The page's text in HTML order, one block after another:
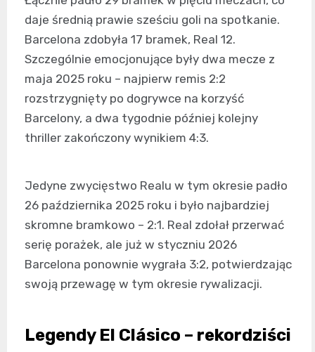
daje średnią prawie sześciu goli na spotkanie.
Barcelona zdobyła 17 bramek, Real 12.
Szczególnie emocjonujące były dwa mecze z
maja 2025 roku – najpierw remis 2:2
rozstrzygnięty po dogrywce na korzyść
Barcelony, a dwa tygodnie później kolejny
thriller zakończony wynikiem 4:3.
Jedyne zwycięstwo Realu w tym okresie padło
26 października 2025 roku i było najbardziej
skromne bramkowo – 2:1. Real zdołał przerwać
serię porażek, ale już w styczniu 2026
Barcelona ponownie wygrała 3:2, potwierdzając
swoją przewagę w tym okresie rywalizacji.
Legendy El Clásico – rekordziści